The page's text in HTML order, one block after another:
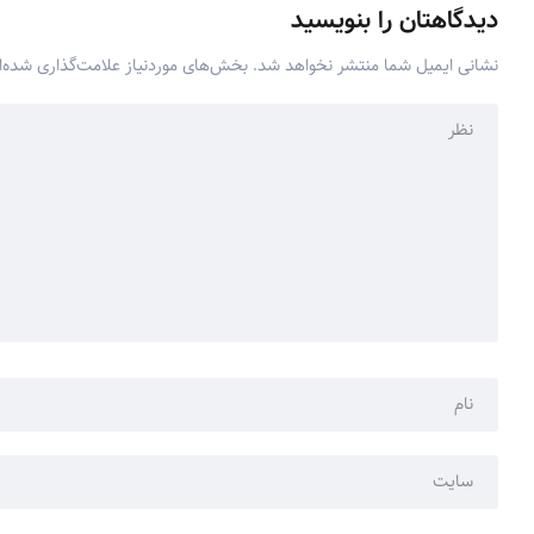
دیدگاهتان را بنویسید
نشانی ایمیل شما منتشر نخواهد شد. بخش‌های موردنیاز علامت‌گذاری